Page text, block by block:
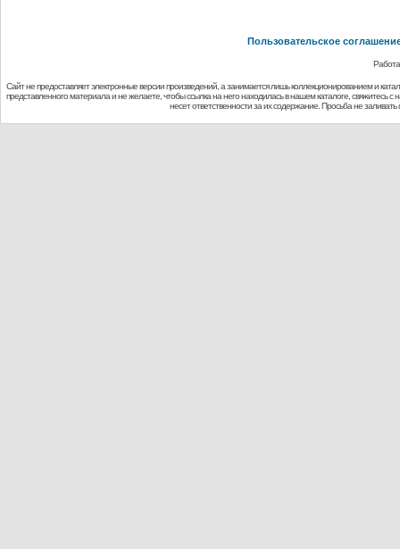
Пользовательское
Сайт не предоставляет электронные версии произведений, а занимается лишь коллекционированием и
представленного материала и не желаете, чтобы ссылка на него находилась в нашем каталоге,
несет ответственности за их содержание. Просьба не